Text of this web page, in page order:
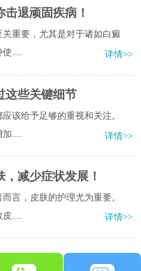
退顽固疾病！
重要，尤其是对于诸如白癜
.....
详情>>
这些关键细节
该给予足够的重视和关注。
.....
详情>>
减少症状发展！
言，皮肤的护理尤为重要。
.....
详情>>